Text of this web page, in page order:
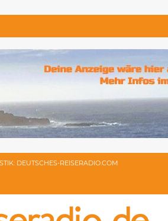
DEUTSCHES-REISERADIO.COM